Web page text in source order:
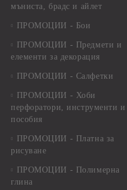
мъниста, брадс и айлет
ПРОМОЦИИ - Бои
ПРОМОЦИИ - Предмети и
елементи за декорация
ПРОМОЦИИ - Салфетки
ПРОМОЦИИ - Хоби
перфоратори, инструменти и
пособия
ПРОМОЦИИ - Платна за
рисуване
ПРОМОЦИИ - Полимерна
глина